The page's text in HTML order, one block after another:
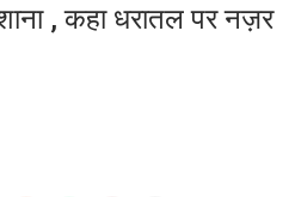
, कहा धरातल पर नज़र